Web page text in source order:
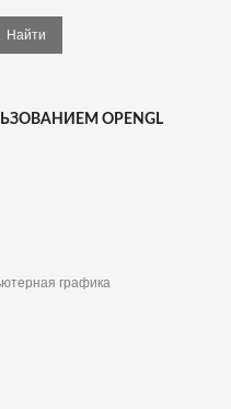
OPENGL
графика